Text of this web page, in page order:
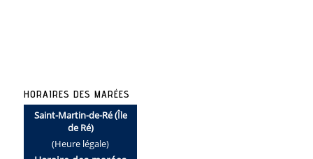
HORAIRES DES MARÉES